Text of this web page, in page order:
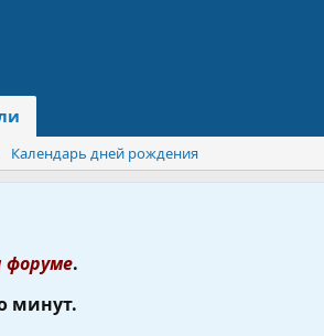
Календарь дней рождения
форуме.
минут.